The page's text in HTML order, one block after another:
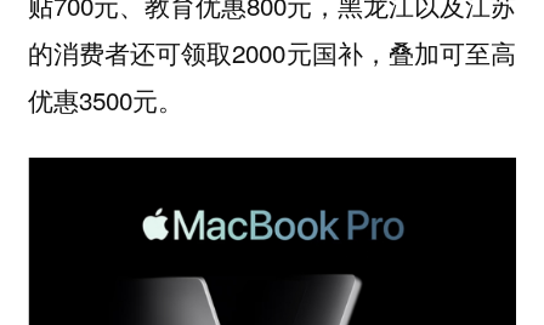
的消费者还可领取2000元国补，叠加可至高
优惠3500元。